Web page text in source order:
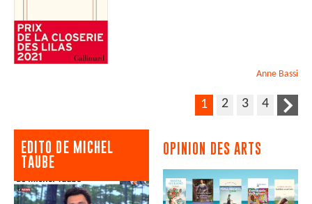
Anne Bassi
1 2 3 4
EDITO DE MICHEL
TAUBE
OPINION DES ARTS